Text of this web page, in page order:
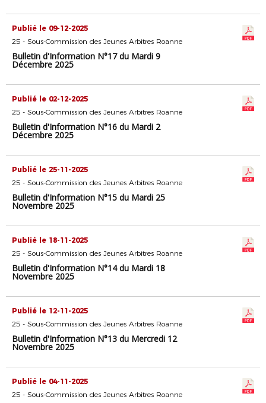
Publié le 09-12-2025
25 - Sous-Commission des Jeunes Arbitres Roanne
Bulletin d'Information N°17 du Mardi 9
Décembre 2025
Publié le 02-12-2025
25 - Sous-Commission des Jeunes Arbitres Roanne
Bulletin d'Information N°16 du Mardi 2
Décembre 2025
Publié le 25-11-2025
25 - Sous-Commission des Jeunes Arbitres Roanne
Bulletin d'Information N°15 du Mardi 25
Novembre 2025
Publié le 18-11-2025
25 - Sous-Commission des Jeunes Arbitres Roanne
Bulletin d'Information N°14 du Mardi 18
Novembre 2025
Publié le 12-11-2025
25 - Sous-Commission des Jeunes Arbitres Roanne
Bulletin d'Information N°13 du Mercredi 12
Novembre 2025
Publié le 04-11-2025
25 - Sous-Commission des Jeunes Arbitres Roanne